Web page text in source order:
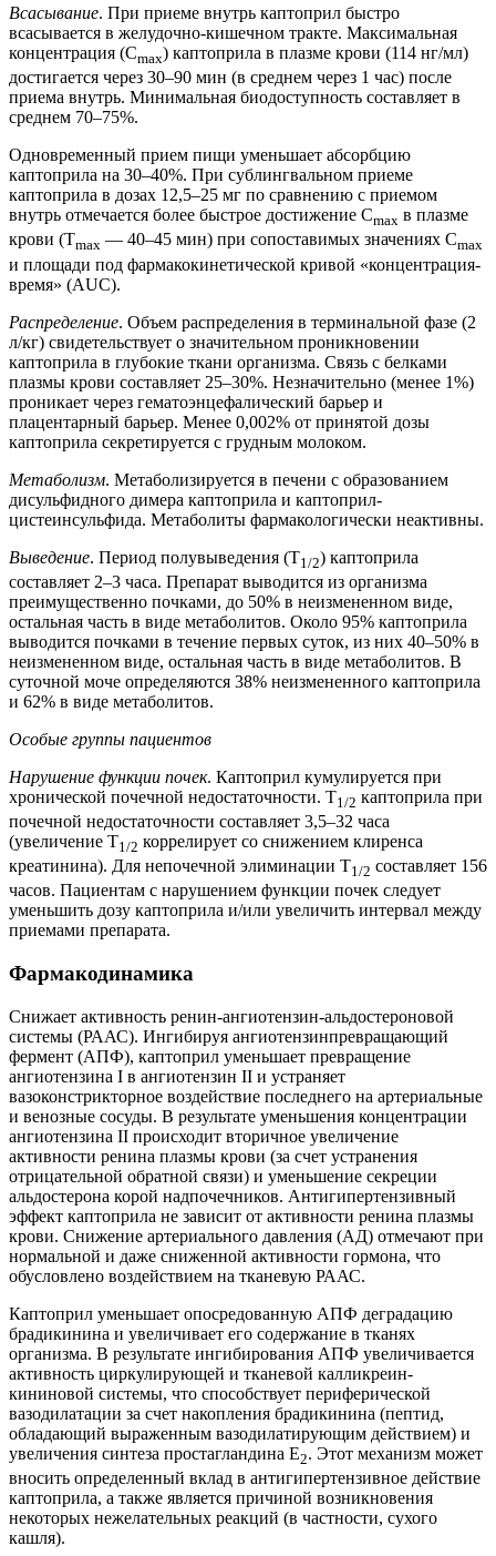
Всасывание. При приеме внутрь каптоприл быстро
всасывается в желудочно-кишечном тракте. Максимальная
концентрация (Cmax) каптоприла в плазме крови (114 нг/мл)
достигается через 30–90 мин (в среднем через 1 час) после
приема внутрь. Минимальная биодоступность составляет в
среднем 70–75%.
Одновременный прием пищи уменьшает абсорбцию
каптоприла на 30–40%. При сублингвальном приеме
каптоприла в дозах 12,5–25 мг по сравнению с приемом
внутрь отмечается более быстрое достижение Cmax в плазме
крови (Тmax — 40–45 мин) при сопоставимых значениях Сmax
и площади под фармакокинетической кривой «концентрация-
время» (AUC).
Распределение. Объем распределения в терминальной фазе (2
л/кг) свидетельствует о значительном проникновении
каптоприла в глубокие ткани организма. Связь с белками
плазмы крови составляет 25–30%. Незначительно (менее 1%)
проникает через гематоэнцефалический барьер и
плацентарный барьер. Менее 0,002% от принятой дозы
каптоприла секретируется с грудным молоком.
Метаболизм. Метаболизируется в печени с образованием
дисульфидного димера каптоприла и каптоприл-
цистеинсульфида. Метаболиты фармакологически неактивны.
Выведение. Период полувыведения (Т1/2) каптоприла
составляет 2–3 часа. Препарат выводится из организма
преимущественно почками, до 50% в неизмененном виде,
остальная часть в виде метаболитов. Около 95% каптоприла
выводится почками в течение первых суток, из них 40–50% в
неизмененном виде, остальная часть в виде метаболитов. В
суточной моче определяются 38% неизмененного каптоприла
и 62% в виде метаболитов.
Особые группы пациентов
Нарушение функции почек. Каптоприл кумулируется при
хронической почечной недостаточности. Т1/2 каптоприла при
почечной недостаточности составляет 3,5–32 часа
(увеличение T1/2 коррелирует со снижением клиренса
креатинина). Для непочечной элиминации Т1/2 составляет 156
часов. Пациентам с нарушением функции почек следует
уменьшить дозу каптоприла и/или увеличить интервал между
приемами препарата.
Фармакодинамика
Снижает активность ренин-ангиотензин-альдостероновой
системы (РААС). Ингибируя ангиотензинпревращающий
фермент (АПФ), каптоприл уменьшает превращение
ангиотензина I в ангиотензин II и устраняет
вазоконстрикторное воздействие последнего на артериальные
и венозные сосуды. В результате уменьшения концентрации
ангиотензина II происходит вторичное увеличение
активности ренина плазмы крови (за счет устранения
отрицательной обратной связи) и уменьшение секреции
альдостерона корой надпочечников. Антигипертензивный
эффект каптоприла не зависит от активности ренина плазмы
крови. Снижение артериального давления (АД) отмечают при
нормальной и даже сниженной активности гормона, что
обусловлено воздействием на тканевую РААС.
Каптоприл уменьшает опосредованную АПФ деградацию
брадикинина и увеличивает его содержание в тканях
организма. В результате ингибирования АПФ увеличивается
активность циркулирующей и тканевой калликреин-
кининовой системы, что способствует периферической
вазодилатации за счет накопления брадикинина (пептид,
обладающий выраженным вазодилатирующим действием) и
увеличения синтеза простагландина Е2. Этот механизм может
вносить определенный вклад в антигипертензивное действие
каптоприла, а также является причиной возникновения
некоторых нежелательных реакций (в частности, сухого
кашля).